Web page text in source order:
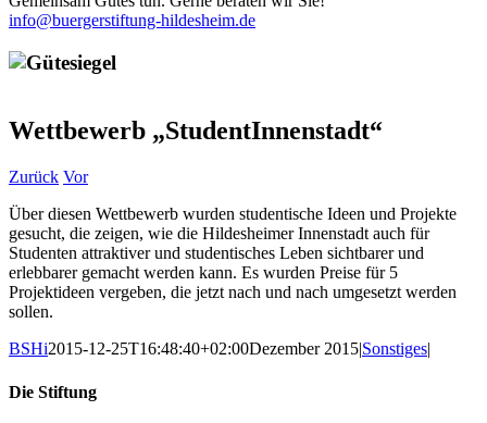
info@buergerstiftung-hildesheim.de
Wettbewerb „StudentInnenstadt“
Zurück Vor
Über diesen Wettbewerb wurden studentische Ideen und Projekte
gesucht, die zeigen, wie die Hildesheimer Innenstadt auch für
Studenten attraktiver und studentisches Leben sichtbarer und
erlebbarer gemacht werden kann. Es wurden Preise für 5
Projektideen vergeben, die jetzt nach und nach umgesetzt werden
sollen.
BSHi2015-12-25T16:48:40+02:00Dezember 2015|Sonstiges|
Die Stiftung